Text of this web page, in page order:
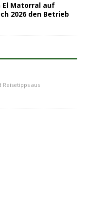
Matorral auf
2026 den Betrieb
Reisetipps aus